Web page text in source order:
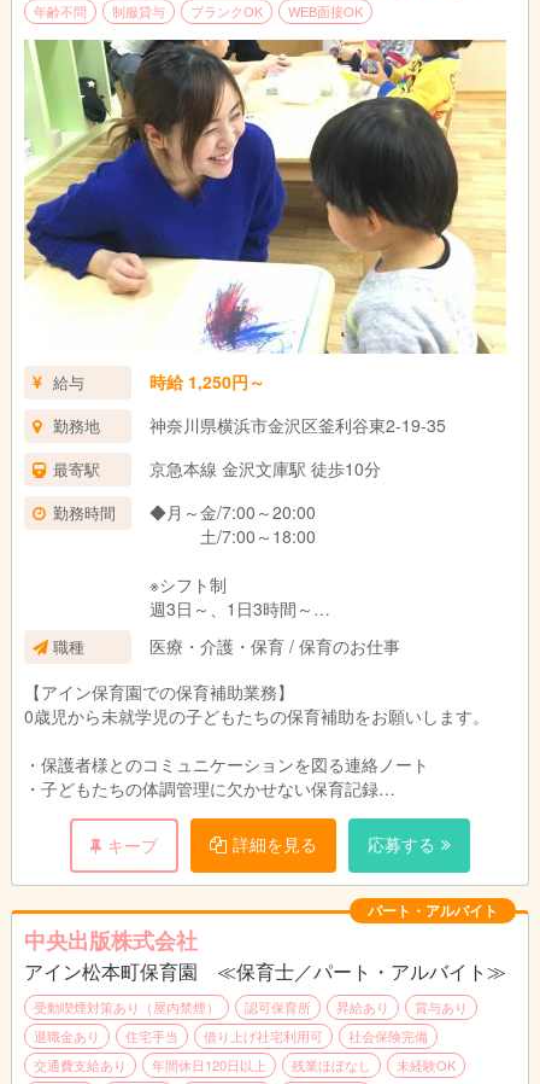
年齢不問
制服貸与 ブランクOK WEB面接OK
給与 時給 1,250円～
勤務地 神奈川県横浜市金沢区釜利谷東2-19-35
最寄駅 京急本線 金沢文庫駅 徒歩10分
勤務時間
◆月～金/7:00～20:00
土/7:00～18:00
※シフト制
週3日～、1日3時間～
勤務例→8：00～12：00、15：45～19：00など
★フルタイム勤務できる方歓迎★
職種
医療・介護・保育 / 保育のお仕事
【アイン保育園での保育補助業務】
0歳児から未就学児の子どもたちの保育補助をお願いします。
・保護者様とのコミュニケーションを図る連絡ノート
・子どもたちの体調管理に欠かせない保育記録
・子どもたちが楽しみにしているイベント当日のサポート
〈イベント例〉
春の遠足／夏祭り・七夕／秋の芋堀り・運動会／冬のクリスマス
会 など
☆★☆WEB面接受付中☆★☆
①ご応募の際、【応募先に伝えておきたいこと】欄に
「WEB面接希望」とご入力ください。
②お電話でWEB面接のご希望日時を伺います。
③面接日になりましたら、メールにて
WEB面接ログイン情報をお送りいたします。
キープ 詳細を見る 応募する
パート・アルバイト
中央出版株式会社
アイン松本町保育園 ≪保育士／パート・アルバイト≫
受動喫煙対策あり（屋内禁煙） 認可保育所 昇給あり
賞与あり
退職金あり
住宅手当 借り上げ社宅利用可
社会保険完備
交通費支給あり
年間休日120日以上 残業ほぼなし 未経験OK